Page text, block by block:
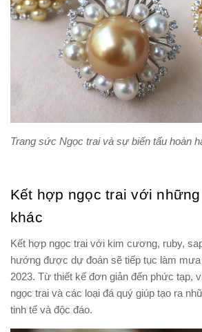
Trang sức Ngọc trai và sự biến tấu hoàn
Kết hợp ngọc trai với
khác
Kết hợp ngọc trai với kim cương, ruby,
hướng được dự đoán sẽ tiếp tục làm mưa
2023. Từ thiết kế đơn giản đến phức tạp,
ngọc trai và các loại đá quý giúp tạo ra
tinh tế và độc đáo.